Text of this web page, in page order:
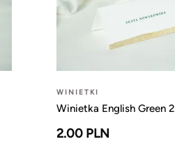
WINIETKI
Winietka English Green 2
2.00 PLN